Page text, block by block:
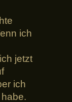
ich
jetzt
ich